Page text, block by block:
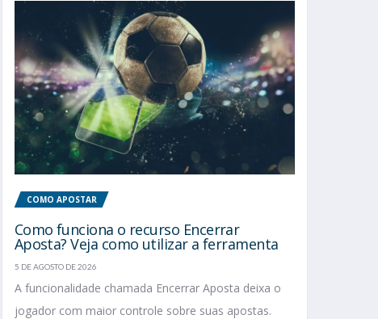
COMO APOSTAR
Como funciona o recurso Encerrar
Aposta? Veja como utilizar a ferramenta
5 DE AGOSTO DE 2026
A funcionalidade chamada Encerrar Aposta deixa o
jogador com maior controle sobre suas apostas.